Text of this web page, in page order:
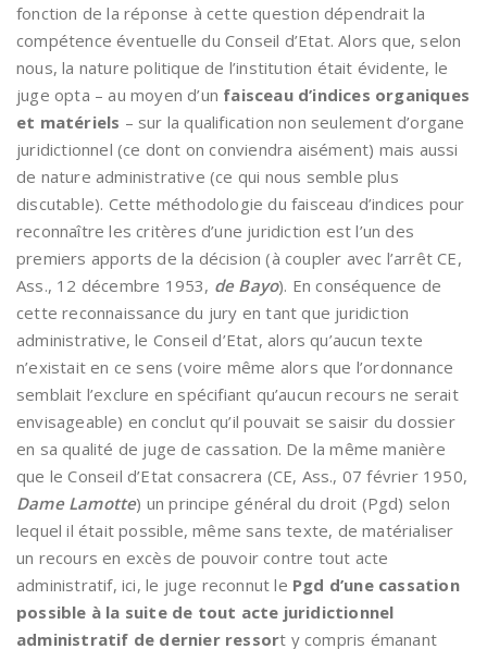
fonction de la réponse à cette question dépendrait la
compétence éventuelle du Conseil d’Etat. Alors que, selon
nous, la nature politique de l’institution était évidente, le
juge opta – au moyen d’un faisceau d’indices organiques
et matériels – sur la qualification non seulement d’organe
juridictionnel (ce dont on conviendra aisément) mais aussi
de nature administrative (ce qui nous semble plus
discutable). Cette méthodologie du faisceau d’indices pour
reconnaître les critères d’une juridiction est l’un des
premiers apports de la décision (à coupler avec l’arrêt CE,
Ass., 12 décembre 1953, de Bayo). En conséquence de
cette reconnaissance du jury en tant que juridiction
administrative, le Conseil d’Etat, alors qu’aucun texte
n’existait en ce sens (voire même alors que l’ordonnance
semblait l’exclure en spécifiant qu’aucun recours ne serait
envisageable) en conclut qu’il pouvait se saisir du dossier
en sa qualité de juge de cassation. De la même manière
que le Conseil d’Etat consacrera (CE, Ass., 07 février 1950,
Dame Lamotte) un principe général du droit (Pgd) selon
lequel il était possible, même sans texte, de matérialiser
un recours en excès de pouvoir contre tout acte
administratif, ici, le juge reconnut le Pgd d’une cassation
possible à la suite de tout acte juridictionnel
administratif de dernier ressort y compris émanant